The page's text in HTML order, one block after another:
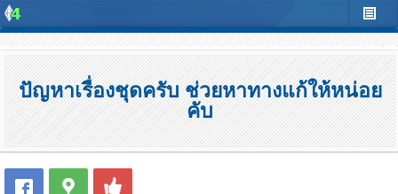
ปัญหาเรื่องชุดครับ ช่วยหาทางแก้ให้หน่อย
คับ